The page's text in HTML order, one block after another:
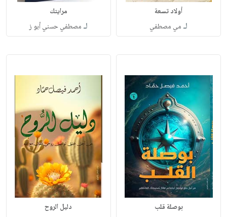
أولاد تسعة
لـ مي مصطفي
مرايتك
لـ مصطفي حسني أبو ز
بوصلة قلب دليل الروح